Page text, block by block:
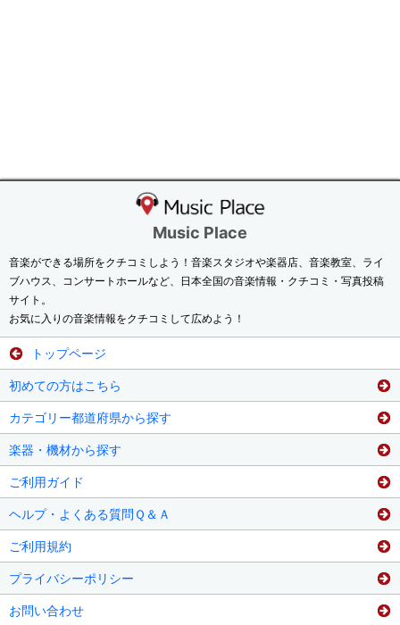
Music Place
音楽ができる場所をクチコミしよう！音楽スタジオや楽器店、音楽教室、ライ
ブハウス、コンサートホールなど、日本全国の音楽情報・クチコミ・写真投稿
サイト。
お気に入りの音楽情報をクチコミして広めよう！
トップページ
初めての方はこちら
カテゴリー都道府県から探す
楽器・機材から探す
ご利用ガイド
ヘルプ・よくある質問Ｑ＆Ａ
ご利用規約
プライバシーポリシー
お問い合わせ